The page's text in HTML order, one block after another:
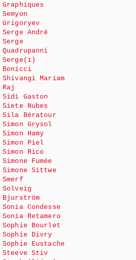
Graphiques
Semyon
Grigoryev
Serge André
Serge
Quadrupanni
Serge(ï)
Bonicci
Shivangi Mariam
Raj
Sidi Gaston
Siete Nubes
Sila Bératour
Simon Grysol
Simon Hamy
Simon Piel
Simon Rico
Simone Fumée
Simone Sittwe
Smerf
Solveig
Bjurström
Sonia Condesse
Sonia Retamero
Sophie Bourlet
Sophie Divry
Sophie Eustache
Steeve Stiv